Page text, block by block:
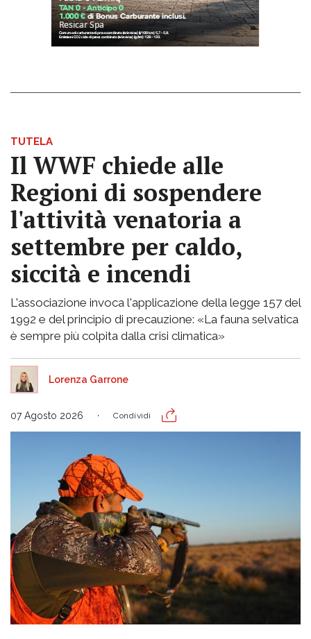
TUTELA
Il WWF chiede alle
Regioni di sospendere
l'attività venatoria a
settembre per caldo,
siccità e incendi
L'associazione invoca l'applicazione della legge 157 del
1992 e del principio di precauzione: «La fauna selvatica
è sempre più colpita dalla crisi climatica»
Lorenza Garrone
07 Agosto 2026 Condividi